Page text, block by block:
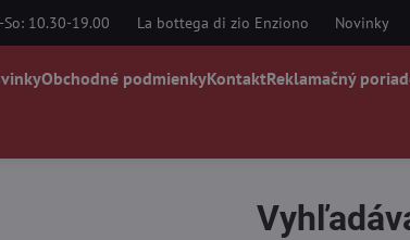
10.30-19.00 La bottega di zio Enziono Novinky
Obchodné podmienkyKontaktReklamačný